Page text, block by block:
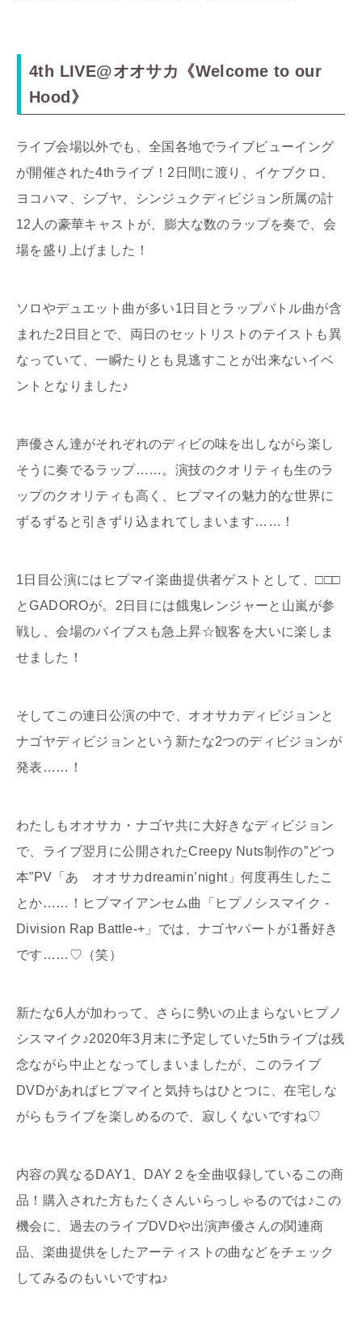
4th LIVE@オオサカ《Welcome to our
Hood》
ライブ会場以外でも、全国各地でライブビューイング
が開催された4thライブ！2日間に渡り、イケブクロ、
ヨコハマ、シブヤ、シンジュクディビジョン所属の計
12人の豪華キャストが、膨大な数のラップを奏で、会
場を盛り上げました！
ソロやデュエット曲が多い1日目とラップバトル曲が含
まれた2日目とで、両日のセットリストのテイストも異
なっていて、一瞬たりとも見逃すことが出来ないイベ
ントとなりました♪
声優さん達がそれぞれのディビの味を出しながら楽し
そうに奏でるラップ……。演技のクオリティも生のラ
ップのクオリティも高く、ヒプマイの魅力的な世界に
ずるずると引きずり込まれてしまいます……！
1日目公演にはヒプマイ楽曲提供者ゲストとして、□□□
とGADOROが。2日目には餓鬼レンジャーと山嵐が参
戦し、会場のバイブスも急上昇☆観客を大いに楽しま
せました！
そしてこの連日公演の中で、オオサカディビジョンと
ナゴヤディビジョンという新たな2つのディビジョンが
発表……！
わたしもオオサカ・ナゴヤ共に大好きなディビジョン
で、ライブ翌月に公開されたCreepy Nuts制作の”どつ
本”PV「あゝオオサカdreamin’night」何度再生したこ
とか……！ヒプマイアンセム曲「ヒプノシスマイク -
Division Rap Battle-+」では、ナゴヤパートが1番好き
です……♡（笑）
新たな6人が加わって、さらに勢いの止まらないヒプノ
シスマイク♪2020年3月末に予定していた5thライブは残
念ながら中止となってしまいましたが、このライブ
DVDがあればヒプマイと気持ちはひとつに、在宅しな
がらもライブを楽しめるので、寂しくないですね♡
内容の異なるDAY1、DAY２を全曲収録しているこの商
品！購入された方もたくさんいらっしゃるのでは♪この
機会に、過去のライブDVDや出演声優さんの関連商
品、楽曲提供をしたアーティストの曲などをチェック
してみるのもいいですね♪